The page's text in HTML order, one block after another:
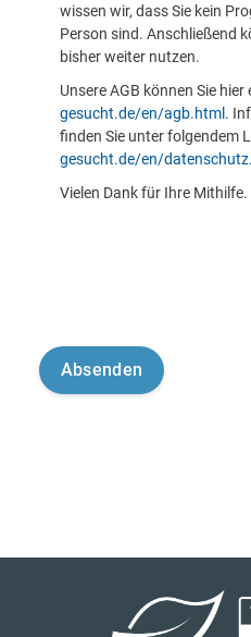
wissen wir, dass Sie kein
Person sind. Anschließend
bisher weiter nutzen.
Unsere AGB können Sie hier
gesucht.de/en/agb.html .
finden Sie unter folgendem
gesucht.de/en/
Vielen Dank für Ihre Mithilfe.